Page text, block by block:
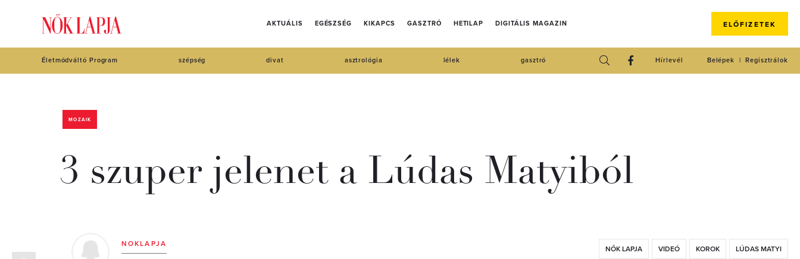
AKTUÁLIS EGÉSZSÉG KIKAPCS GASZTRÓ HETILAP DIGITÁLIS MAGAZIN ELŐFIZETEK
Életmódváltó Program szépség divat asztrológia lélek gasztró Regisztrálok
Belépek
Hírlevél
MOZAIK
3 szuper jelenet a Lúdas Matyiból
NOKLAPJA
NŐK LAPJA VIDEÓ KOROK LÚDAS MATYI